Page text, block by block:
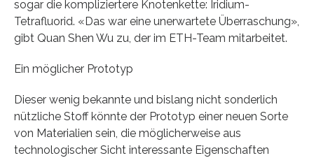
sogar die kompliziertere Knotenkette: Iridium-
Tetrafluorid. «Das war eine unerwartete Überraschung»,
gibt Quan Shen Wu zu, der im ETH-Team mitarbeitet.
Ein möglicher Prototyp
Dieser wenig bekannte und bislang nicht sonderlich
nützliche Stoff könnte der Prototyp einer neuen Sorte
von Materialien sein, die möglicherweise aus
technologischer Sicht interessante Eigenschaften